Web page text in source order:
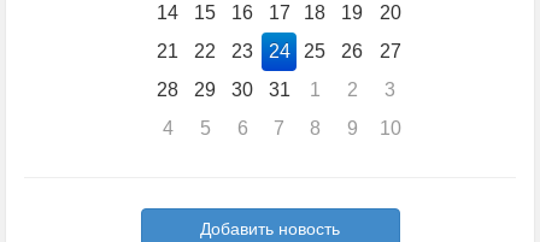
14
15 16 17 18 19
20
21
22 23 24 25 26
27
28
29 30 31 1 2
3
4
5 6 7 8 9 10
Добавить новость